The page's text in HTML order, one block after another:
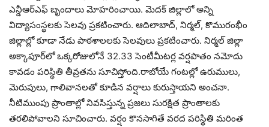
ఎన్డీఆర్‌ఎఫ్ బృందాలు మోహరించాయి. మెదక్ జిల్లాలో అన్ని
విద్యాసంస్థలకు సెలవు ప్రకటించారు. ఆదిలాబాద్, నిర్మల్, కొమురంభీం
జిల్లాల్లో కూడా నేడు పాఠశాలలకు సెలవులు ప్రకటించారు. నిర్మల్ జిల్లా
అక్కాపూర్‌లో ఒక్కరోజులోనే 32.33 సెంటీమీటర్ల వర్షపాతం నమోదు
కావడం పరిస్థితి తీవ్రతను సూచిస్తోంది.రాబోయే గంటల్లో ఉరుములు,
మెరుపులు, గాలివానలతో కూడిన వర్షాలు కురుస్తాయని అంచనా.
నీటిముంపు ప్రాంతాల్లో నివసిస్తున్న ప్రజలు సురక్షిత ప్రాంతాలకు
తరలిపోవాలని సూచించారు. వర్షం కొనసాగితే వరద పరిస్థితి మరింత